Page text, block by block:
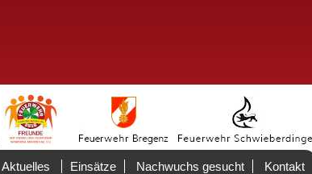
Aktuelles Einsätze Nachwuchs gesucht Kontakt